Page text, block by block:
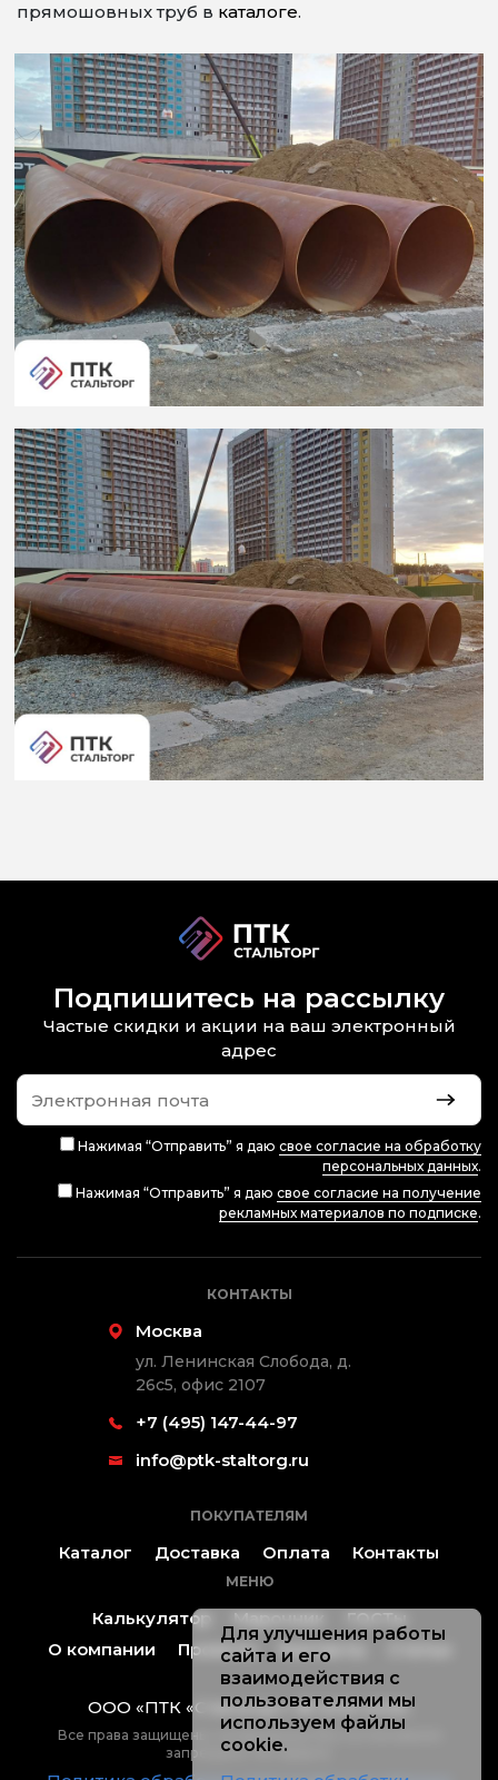
прямошовных труб в каталоге.
Подпишитесь на рассылку
Частые скидки и акции на ваш электронный
адрес
Нажимая “Отправить” я даю свое согласие на обработку
персональных данных.
Нажимая “Отправить” я даю свое согласие на получение
рекламных материалов по подписке.
КОНТАКТЫ
Москва
ул. Ленинская Слобода, д.
26с5, офис 2107
+7 (495) 147-44-97
info@ptk-staltorg.ru
ПОКУПАТЕЛЯМ
Каталог Доставка Оплата Контакты
МЕНЮ
Калькулятор Марочник
ГОСТы
О компании
Проекты Контакты
ООО «ПТК «Стальторг» ® 2019-2026.
Все права защищены, копирование без согласования
запрещено. Не оферта.
Для улучшения работы
сайта и его
взаимодействия с
пользователями мы
используем файлы
cookie.